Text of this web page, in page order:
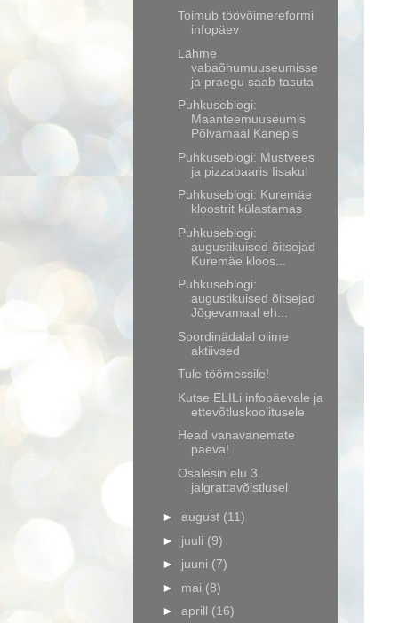
Toimub töövõimereformi
infopäev
Lähme
vabaõhumuuseumisse
ja praegu saab tasuta
Puhkuseblogi:
Maanteemuuseumis
Põlvamaal Kanepis
Puhkuseblogi: Mustvees
ja pizzabaaris Iisakul
Puhkuseblogi: Kuremäe
kloostrit külastamas
Puhkuseblogi:
augustikuised õitsejad
Kuremäe kloos...
Puhkuseblogi:
augustikuised õitsejad
Jõgevamaal eh...
Spordinädalal olime
aktiivsed
Tule töömessile!
Kutse ELILi infopäevale ja
ettevõtluskoolitusele
Head vanavanemate
päeva!
Osalesin elu 3.
jalgrattavõistlusel
► august (11)
► juuli (9)
► juuni (7)
► mai (8)
► aprill (16)